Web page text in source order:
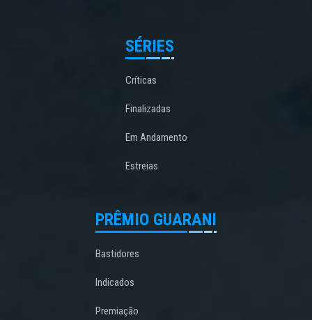
SÉRIES
Críticas
Finalizadas
Em Andamento
Estreias
PRÊMIO GUARANI
Bastidores
Indicados
Premiação